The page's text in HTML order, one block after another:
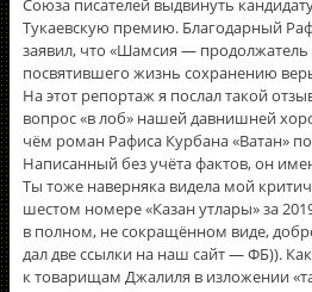
Союза писателей выдвинуть
Тукаевскую премию. Благодарный
заявил, что «Шамсия — продолжатель
посвятившего жизнь сохранению
На этот репортаж я послал такой
вопрос «в лоб» нашей давнишней
чём роман Рафиса Курбана «Ватан»
Написанный без учёта фактов, он
Ты тоже наверняка видела мой
шестом номере «Казан утлары» за
в полном, не сокращённом виде,
дал две ссылки на наш сайт — ФБ)).
к товарищам Джалиля в изложении